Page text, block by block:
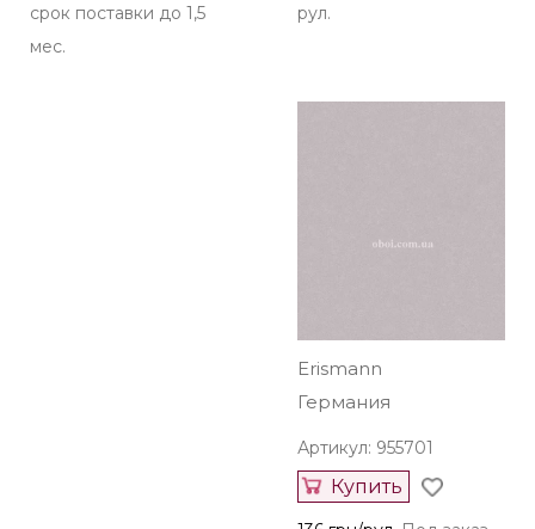
срок поставки до 1,5
мес.
рул.
Erismann
Германия
Артикул: 955701
Купить